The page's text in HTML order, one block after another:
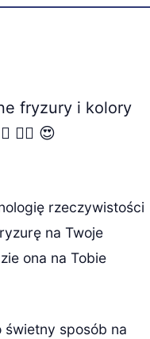
fryzury i kolory
💇‍♂️ 😍
rzeczywistości
na Twoje
ona na Tobie
sposób na